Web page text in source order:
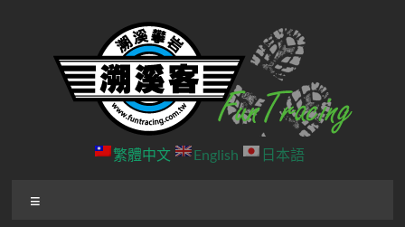
溪
繁體中文 English 日本語